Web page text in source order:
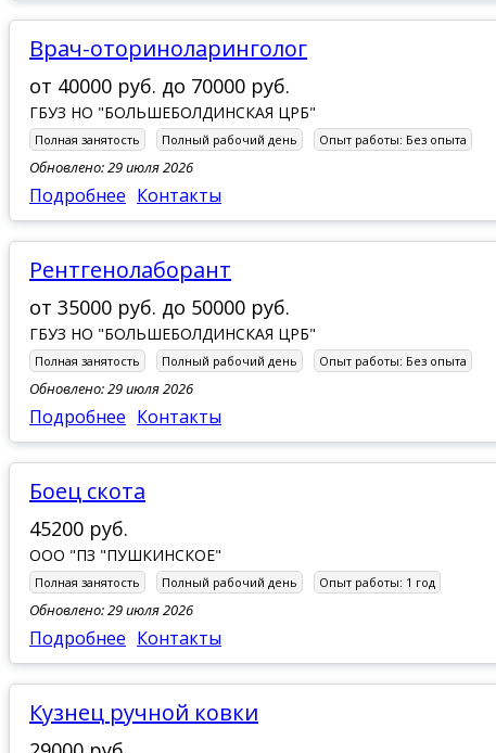
Врач-оториноларинголог
от 40000 руб. до 70000 руб.
ГБУЗ НО "БОЛЬШЕБОЛДИНСКАЯ ЦРБ"
Полная занятость Полный рабочий день Опыт работы: Без опыта
Обновлено: 29 июля 2026
Подробнее Контакты
Рентгенолаборант
от 35000 руб. до 50000 руб.
ГБУЗ НО "БОЛЬШЕБОЛДИНСКАЯ ЦРБ"
Полная занятость Полный рабочий день Опыт работы: Без опыта
Обновлено: 29 июля 2026
Подробнее Контакты
Боец скота
45200 руб.
ООО "ПЗ "ПУШКИНСКОЕ"
Полная занятость Полный рабочий день Опыт работы: 1 год
Обновлено: 29 июля 2026
Подробнее Контакты
Кузнец ручной ковки